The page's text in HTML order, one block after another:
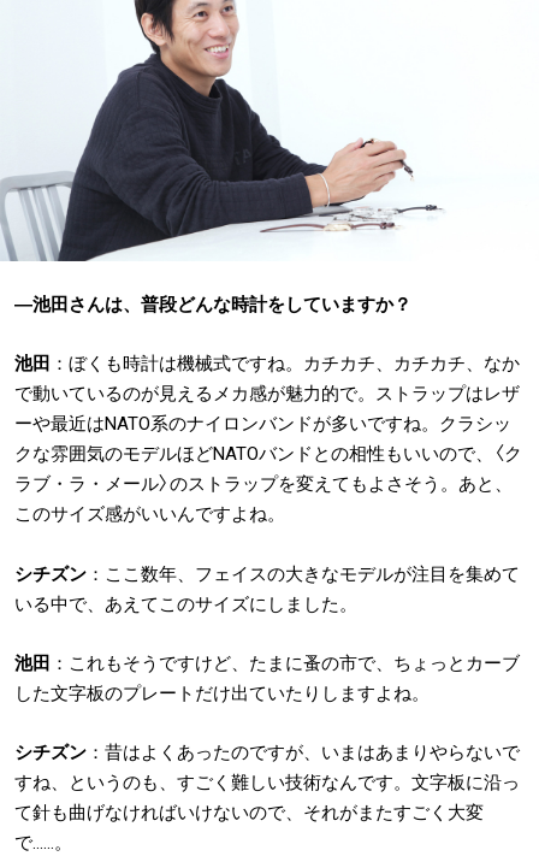
―池田さんは、普段どんな時計をしていますか？
池田 ：ぼくも時計は機械式ですね。カチカチ、カチカチ、なか
で動いているのが見えるメカ感が魅力的で。ストラップはレザ
ーや最近はNATO系のナイロンバンドが多いですね。クラシッ
クな雰囲気のモデルほどNATOバンドとの相性もいいので、〈ク
ラブ・ラ・メール〉のストラップを変えてもよさそう。あと、
このサイズ感がいいんですよね。
シチズン ：ここ数年、フェイスの大きなモデルが注目を集めて
いる中で、あえてこのサイズにしました。
池田 ：これもそうですけど、たまに蚤の市で、ちょっとカーブ
した文字板のプレートだけ出ていたりしますよね。
シチズン ：昔はよくあったのですが、いまはあまりやらないで
すね、というのも、すごく難しい技術なんです。文字板に沿っ
て針も曲げなければいけないので、それがまたすごく大変
で……。